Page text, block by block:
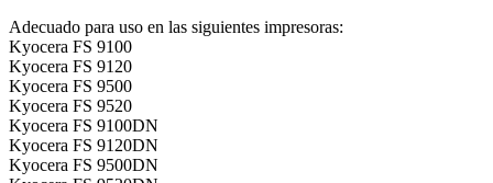
Adecuado para uso en las siguientes impresoras:
Kyocera FS 9100
Kyocera FS 9120
Kyocera FS 9500
Kyocera FS 9520
Kyocera FS 9100DN
Kyocera FS 9120DN
Kyocera FS 9500DN